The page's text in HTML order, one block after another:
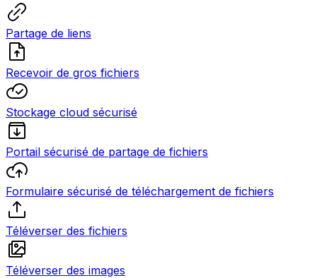
Partage de liens
Recevoir de gros fichiers
Stockage cloud sécurisé
Portail sécurisé de partage de fichiers
Formulaire sécurisé de téléchargement de fichiers
Téléverser des fichiers
Téléverser des images